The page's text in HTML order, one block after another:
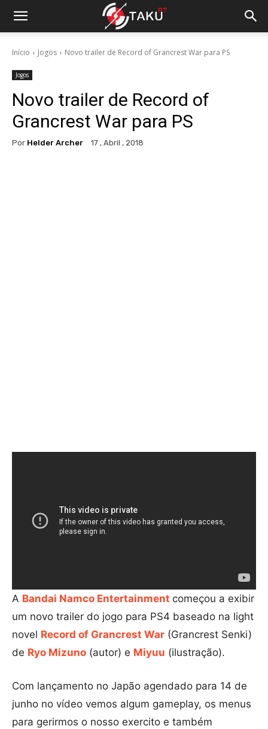
Início Jogos Novo trailer de Record of Grancrest War para PS
Jogos
Novo trailer de Record of
Grancrest War para PS
Por Helder Archer 17 , Abril , 2018
A Bandai Namco Entertainment começou a exibir
um novo trailer do jogo para PS4 baseado na light
novel Record of Grancrest War (Grancrest Senki)
de Ryo Mizuno (autor) e Miyuu (ilustração).
Com lançamento no Japão agendado para 14 de
junho no vídeo vemos algum gameplay, os menus
para gerirmos o nosso exercito e também